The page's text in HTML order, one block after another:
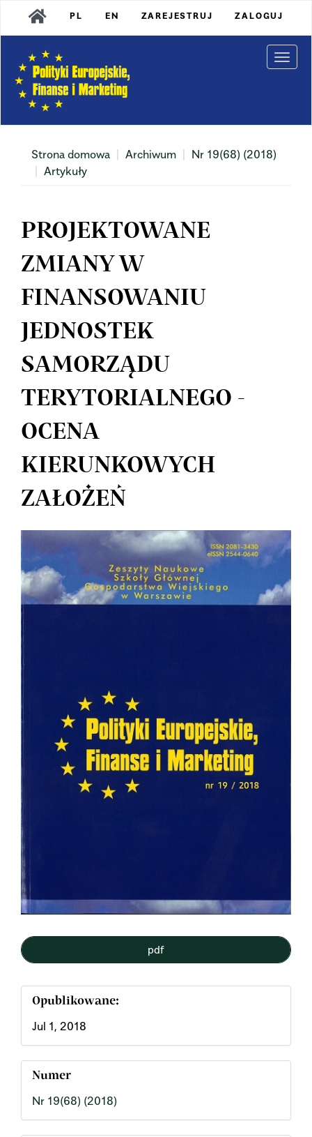
Main
Navigation
Content
Sidebar
PL EN ZAREJESTRUJ ZALOGUJ
Strona domowa Archiwum
Nr 19(68) (2018)
Artykuły
PROJEKTOWANE
ZMIANY W
FINANSOWANIU
JEDNOSTEK
SAMORZĄDU
TERYTORIALNEGO -
OCENA
KIERUNKOWYCH
ZAŁOŻEŃ
Article
Sidebar
pdf
Opublikowane:
Jul 1, 2018
Numer
Nr 19(68) (2018)